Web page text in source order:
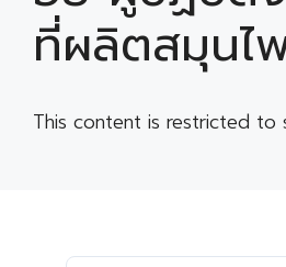
ที่ผลิตสมุนไ
This content is restricted to